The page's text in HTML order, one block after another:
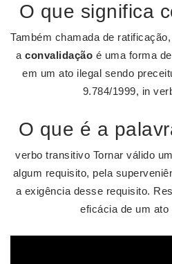
O que significa
Também chamada de
a convalidação é uma forma
em um ato ilegal sendo
9.784/1999, in
O que é a
verbo transitivo Tornar válido
algum requisito, pela
a exigência desse requisito.
eficácia de um ato